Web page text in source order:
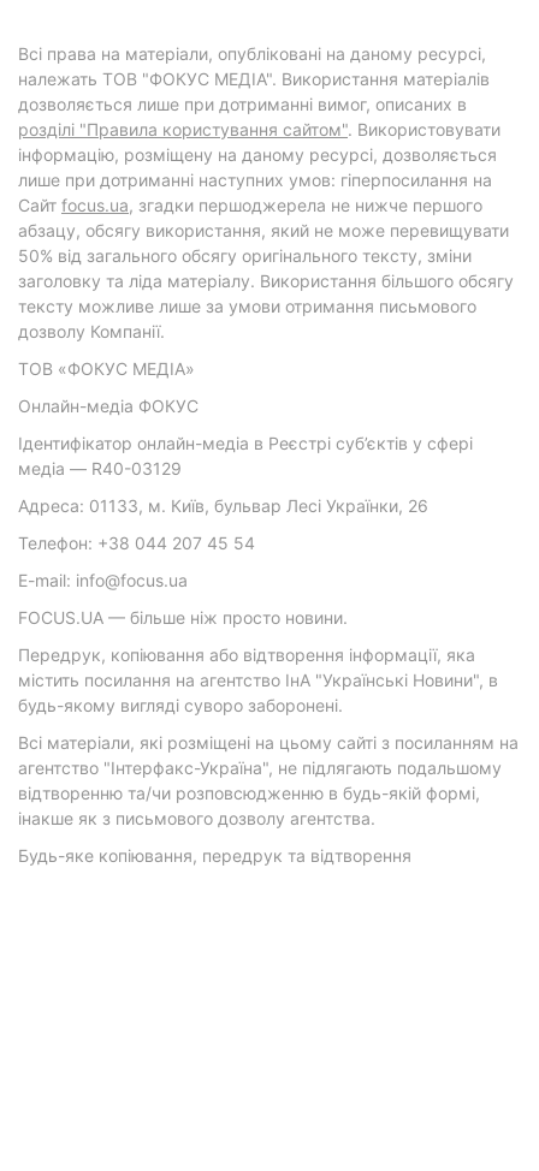
Всі права на матеріали, опубліковані на даному ресурсі,
належать ТОВ "ФОКУС МЕДІА". Використання матеріалів
дозволяється лише при дотриманні вимог, описаних в
розділі "Правила користування сайтом". Використовувати
інформацію, розміщену на даному ресурсі, дозволяється
лише при дотриманні наступних умов: гіперпосилання на
Cайт focus.ua, згадки першоджерела не нижче першого
абзацу, обсягу використання, який не може перевищувати
50% від загального обсягу оригінального тексту, зміни
заголовку та ліда матеріалу. Використання більшого обсягу
тексту можливе лише за умови отримання письмового
дозволу Компанії.
ТОВ «ФОКУС МЕДІА»
Онлайн-медіа ФОКУС
Ідентифікатор онлайн-медіа в Реєстрі суб’єктів у сфері
медіа — R40-03129
Адреса: 01133, м. Київ, бульвар Лесі Українки, 26
Телефон: +38 044 207 45 54
E-mail: info@focus.ua
FOCUS.UA — більше ніж просто новини.
Передрук, копіювання або відтворення інформації, яка
містить посилання на агентство ІнА "Українські Новини", в
будь-якому вигляді суворо заборонені.
Всі матеріали, які розміщені на цьому сайті з посиланням на
агентство "Інтерфакс-Україна", не підлягають подальшому
відтворенню та/чи розповсюдженню в будь-якій формі,
інакше як з письмового дозволу агентства.
Будь-яке копіювання, передрук та відтворення